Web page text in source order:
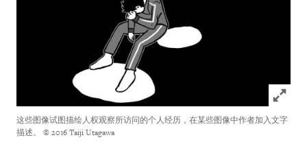
Click
这些图像试图描绘人权观察所访问的个人经历，在某些图像中作者加入文字
描述。 © 2016 Taiji Utagawa